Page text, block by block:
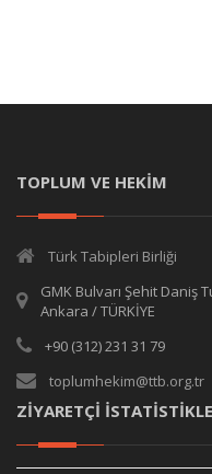
TOPLUM VE HEKİM
Türk Tabipleri Birliği
GMK Bulvarı Şehit Daniş
Ankara / TÜRKİYE
+90 (312) 231 31 79
toplumhekim@ttb.org.tr
ZİYARETÇİ